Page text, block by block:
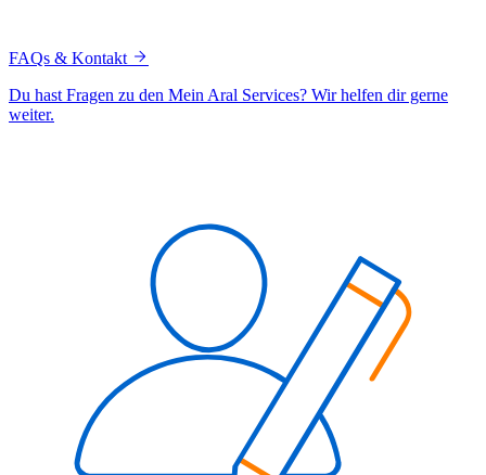
FAQs & Kontakt
Du hast Fragen zu den Mein Aral Services? Wir helfen dir gerne
weiter.